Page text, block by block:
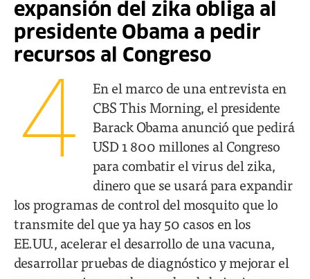
expansión del zika obliga al
presidente Obama a pedir
recursos al Congreso
4
En el marco de una entrevista en
CBS This Morning, el presidente
Barack Obama anunció que pedirá
USD 1 800 millones al Congreso
para combatir el virus del zika,
dinero que se usará para expandir
los programas de control del mosquito que lo
transmite del que ya hay 50 casos en los
EE.UU., acelerar el desarrollo de una vacuna,
desarrollar pruebas de diagnóstico y mejorar el